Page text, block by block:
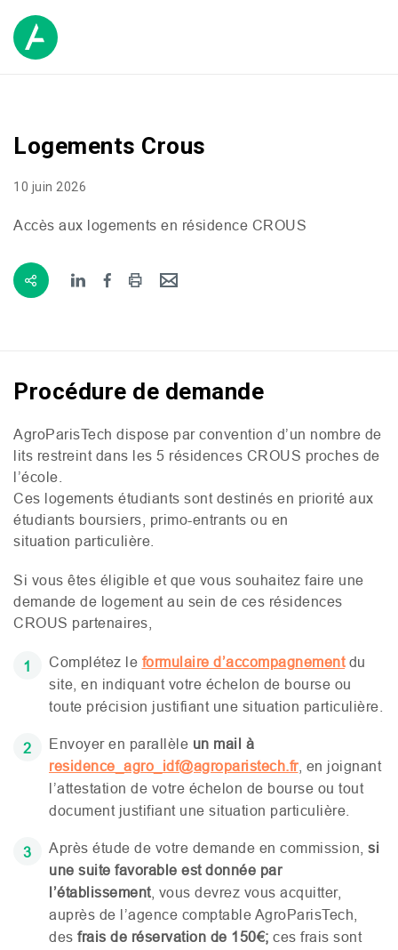
Logements Crous
10 juin 2026
Accès aux logements en résidence CROUS
Procédure de demande
AgroParisTech dispose par convention d’un nombre de
lits restreint dans les 5 résidences CROUS proches de
l’école.
Ces logements étudiants sont destinés en priorité aux
étudiants boursiers, primo-entrants ou en
situation particulière.
Si vous êtes éligible et que vous souhaitez faire une
demande de logement au sein de ces résidences
CROUS partenaires,
Complétez le formulaire d’accompagnementdu
site, en indiquant votre échelon de bourse ou
toute précision justifiant une situation particulière.
Envoyer en parallèle un mail à
residence_agro_idf@agroparistech.fr, en joignant
l’attestation de votre échelon de bourse ou tout
document justifiant une situation particulière.
Après étude de votre demande en commission, si
une suite favorable est donnée par
l’établissement, vous devrez vous acquitter,
auprès de l’agence comptable AgroParisTech,
des frais de réservation de 150€; ces frais sont